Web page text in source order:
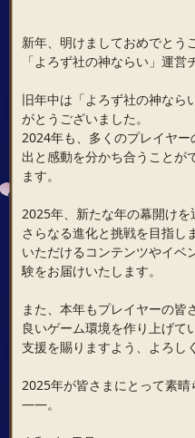
新年、明けましておめでとう
「よろず社の神ならい」運
旧年中は「よろず社の神なら
がとうございました。
2024年も、多くのプレイヤ
出と感動を分かち合うことが
ます。
2025年、新たな年の幕開け
さらなる進化と挑戦を目指し
いただけるコンテンツやイベ
験をお届けいたします。
また、本年もプレイヤーの皆
良いゲーム環境を作り上げて
支援を賜りますよう、よろし
2025年が皆さまにとって素
――。